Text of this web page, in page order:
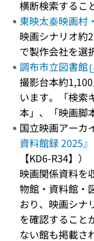
横断検索するこ
東映太秦映画村
映画シナリオ約
で製作会社を選
調布市立図書館
撮影台本約
います。「検索
本」、「映画脚
国立映画アーカ
資料館録 2025』
【KD6-R34】）
映画関係資料を
物館・資料館・
おり、映画シナ
を確認すること
ない館も掲載さ